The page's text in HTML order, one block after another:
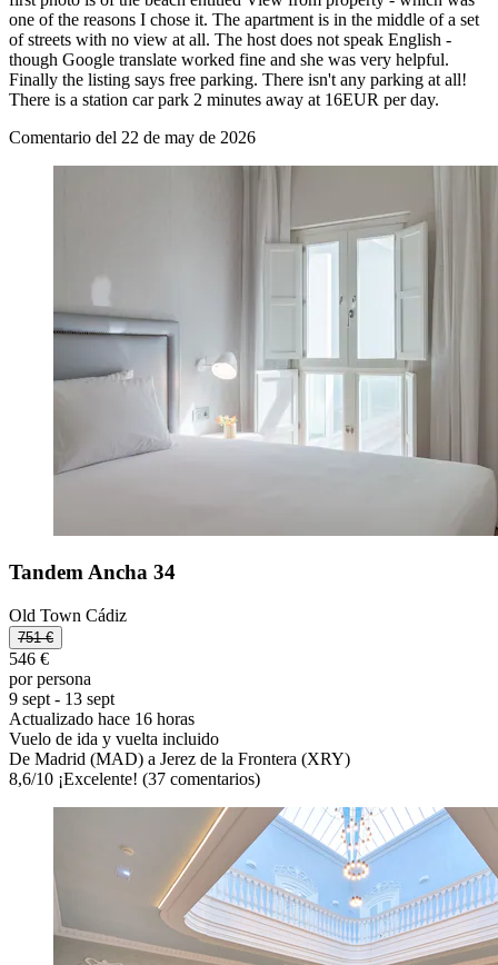
one of the reasons I chose it. The apartment is in the middle of a set
of streets with no view at all. The host does not speak English -
though Google translate worked fine and she was very helpful.
Finally the listing says free parking. There isn't any parking at all!
There is a station car park 2 minutes away at 16EUR per day.
Comentario del 22 de may de 2026
Tandem Ancha 34
Old Town Cádiz
751 €
546 €
por persona
9 sept - 13 sept
Actualizado hace 16 horas
Vuelo de ida y vuelta incluido
De Madrid (MAD) a Jerez de la Frontera (XRY)
8,6/10 ¡Excelente! (37 comentarios)